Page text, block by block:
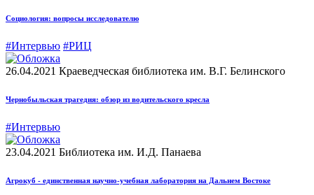
Социология: вопросы исследователю
#Интервью #РИЦ
26.04.2021 Краеведческая библиотека им. В.Г. Белинского
Чернобыльская трагедия: обзор из водительского кресла
#Интервью
23.04.2021 Библиотека им. И.Д. Панаева
Агрокуб - единственная научно-учебная лаборатория на Дальнем Востоке